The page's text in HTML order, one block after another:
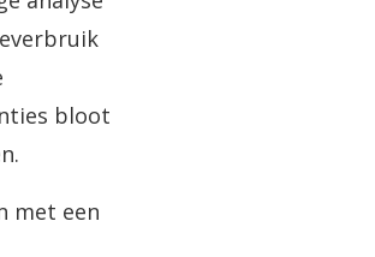
bloot
met een